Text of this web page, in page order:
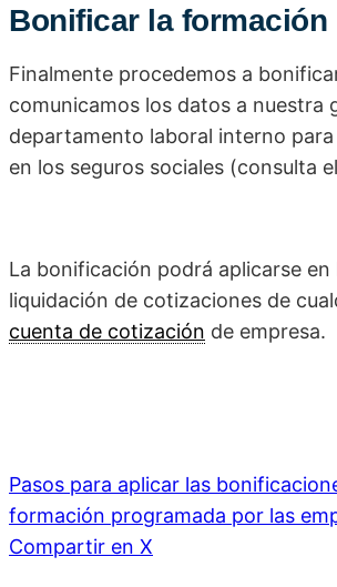
Bonificar la formación
Finalmente procedemos a
comunicamos los datos a nuestra
departamento laboral interno para
en los seguros sociales (consulta
La bonificación podrá aplicarse en
liquidación de cotizaciones de
cuenta de cotización de empresa.
Pasos para aplicar las
formación programada por las
Compartir en X